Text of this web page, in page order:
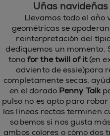
Uñas
Llevamos todo el año
geométricas se
reinterpretación del
dediquemos un momento.
tonofor the twill of it(en
adviento de essie)para
completamente secas,
en el doradoPenny Talk
pulso no es apto para
las líneas rectas terminen
sabemos si nos gusta
ambos colores o cómo dos